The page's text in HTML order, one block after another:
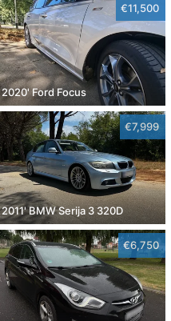
€11,500
2020' Ford Focus
€7,999
2011' BMW Serija 3 320D
€6,750